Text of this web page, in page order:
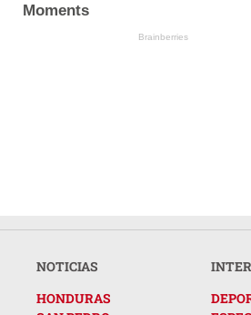
Moments
Brainberries
NOTICIAS
HONDURAS